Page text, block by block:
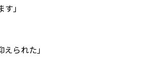
」
られた」